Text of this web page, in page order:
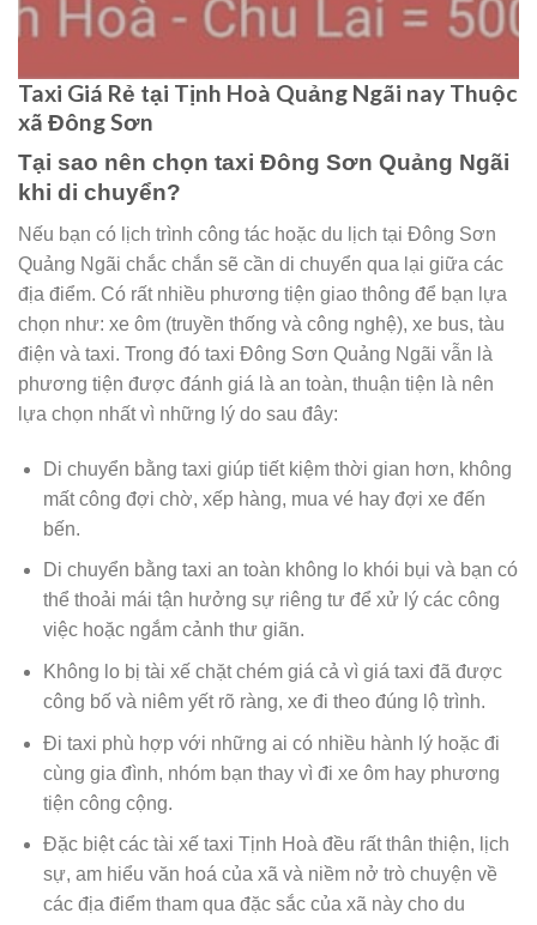
Taxi Giá Rẻ tại Tịnh Hoà Quảng Ngãi nay Thuộc
xã Đông Sơn
Tại sao nên chọn taxi Đông Sơn Quảng Ngãi
khi di chuyển?
Nếu bạn có lịch trình công tác hoặc du lịch tại Đông Sơn
Quảng Ngãi chắc chắn sẽ cần di chuyển qua lại giữa các
địa điểm. Có rất nhiều phương tiện giao thông để bạn lựa
chọn như: xe ôm (truyền thống và công nghệ), xe bus, tàu
điện và taxi. Trong đó taxi Đông Sơn Quảng Ngãi vẫn là
phương tiện được đánh giá là an toàn, thuận tiện là nên
lựa chọn nhất vì những lý do sau đây:
Di chuyển bằng taxi giúp tiết kiệm thời gian hơn, không
mất công đợi chờ, xếp hàng, mua vé hay đợi xe đến
bến.
Di chuyển bằng taxi an toàn không lo khói bụi và bạn có
thể thoải mái tận hưởng sự riêng tư để xử lý các công
việc hoặc ngắm cảnh thư giãn.
Không lo bị tài xế chặt chém giá cả vì giá taxi đã được
công bố và niêm yết rõ ràng, xe đi theo đúng lộ trình.
Đi taxi phù hợp với những ai có nhiều hành lý hoặc đi
cùng gia đình, nhóm bạn thay vì đi xe ôm hay phương
tiện công cộng.
Đặc biệt các tài xế taxi Tịnh Hoà đều rất thân thiện, lịch
sự, am hiểu văn hoá của xã và niềm nở trò chuyện về
các địa điểm tham qua đặc sắc của xã này cho du